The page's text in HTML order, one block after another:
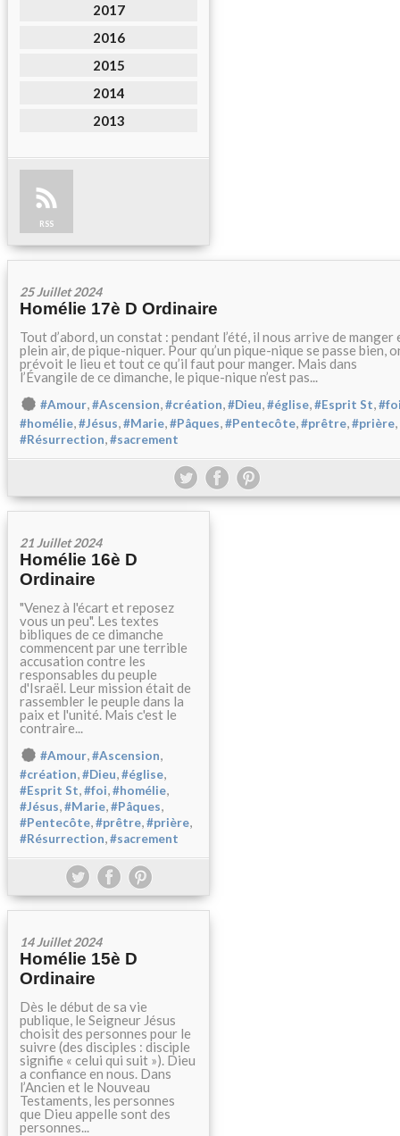
2017
2016
2015
2014
2013
RSS
25 Juillet 2024
Homélie 17è D Ordinaire
Tout d’abord, un constat : pendant l’été, il nous arrive de manger
plein air, de pique-niquer. Pour qu’un pique-nique se passe bien,
prévoit le lieu et tout ce qu’il faut pour manger. Mais dans
l’Évangile de ce dimanche, le pique-nique n’est pas...
#Amour,#Ascension,#création,#Dieu,#église,#Esprit St,
#homélie,#Jésus,#Marie,#Pâques,#Pentecôte,#prêtre,#prière,
#Résurrection,#sacrement
21 Juillet 2024
Homélie 16è D
Ordinaire
"Venez à l'écart et reposez
vous un peu". Les textes
bibliques de ce dimanche
commencent par une terrible
accusation contre les
responsables du peuple
d'Israël. Leur mission était de
rassembler le peuple dans la
paix et l'unité. Mais c'est le
contraire...
#Amour,#Ascension,
#création,#Dieu,#église,
#Esprit St,#foi,#homélie,
#Jésus,#Marie,#Pâques,
#Pentecôte,#prêtre,#prière,
#Résurrection,#sacrement
14 Juillet 2024
Homélie 15è D
Ordinaire
Dès le début de sa vie
publique, le Seigneur Jésus
choisit des personnes pour le
suivre (des disciples : disciple
signifie « celui qui suit »). Dieu
a confiance en nous. Dans
l’Ancien et le Nouveau
Testaments, les personnes
que Dieu appelle sont des
personnes...